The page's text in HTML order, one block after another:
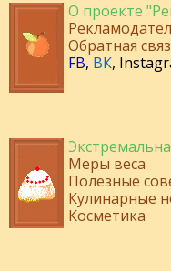
О проекте
Обратная
FB, ВК,
Меры веса
Полезные
Кулинарные
Косметика